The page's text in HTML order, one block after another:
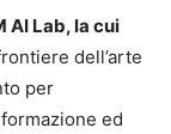
AI Lab, la cui
dell’arte
per
ed